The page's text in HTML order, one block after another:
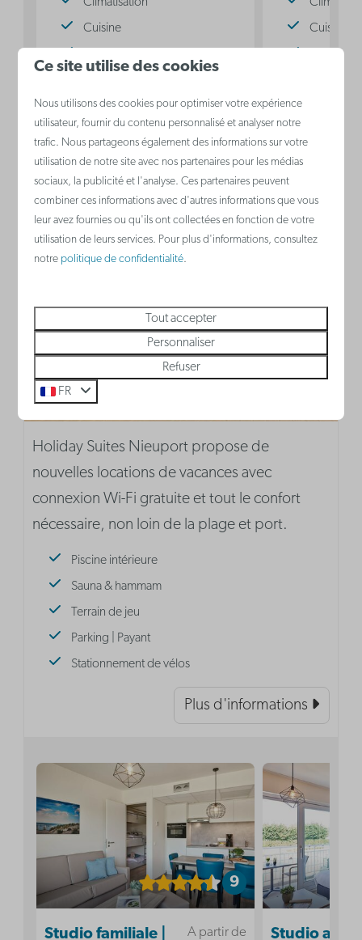
Climatisation
Cuisine
Voir
Cuisine
Canapé-
Nieuport
Belgique - Côte belge
Holiday Suites Nieuport propose de
nouvelles locations de vacances avec
connexion Wi-Fi gratuite et tout le confort
nécessaire, non loin de la plage et port.
Piscine intérieure
Sauna & hammam
Terrain de jeu
Parking | Payant
Stationnement de vélos
Plus d'informations
9
A partir de
Studio familiale |
Studio
Ce site utilise des cookies
Nous utilisons des cookies pour optimiser votre expérience
utilisateur, fournir du contenu personnalisé et analyser notre
trafic. Nous partageons également des informations sur votre
utilisation de notre site avec nos partenaires pour les médias
sociaux, la publicité et l'analyse. Ces partenaires peuvent
combiner ces informations avec d'autres informations que vous
leur avez fournies ou qu'ils ont collectées en fonction de votre
utilisation de leurs services. Pour plus d'informations, consultez
notre politique de confidentialité.
Tout accepter
Personnaliser
Refuser
FR